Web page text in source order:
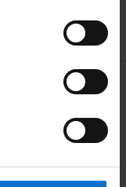
MENÚ PEU 1
Privadesa i termes
Sobre UBtv